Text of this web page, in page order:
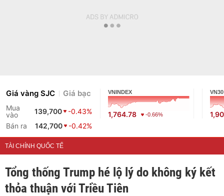
Giá vàng SJC Giá bạc
Mua
vào
139,700
-0.43%
Bán ra
142,700 -0.42%
VNINDEX
1,764.78 -0.66%
VN30
TÀI CHÍNH QUỐC TẾ
Tổng thống Trump hé lộ lý do không ký kết
thỏa thuận với Triều Tiên